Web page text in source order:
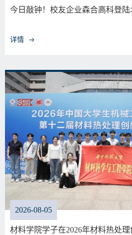
今日敲钟！校友企业森合高科登
详情
2026-08-05
材料学院学子在2026年材料热处